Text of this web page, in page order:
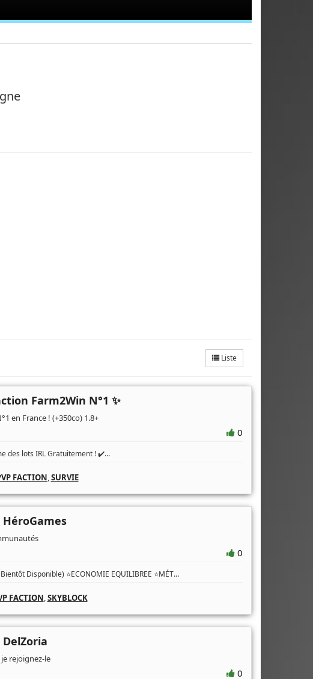
Liste
Farm2Win N°1 ✨
en France ! (+350co) 1.8+
0
des lots IRL Gratuitement ! ✔️...
FACTION,SURVIE
0
Disponible) ⭐ECONOMIE EQUILIBREE ⭐MÉT...
FACTION,SKYBLOCK
rejoignez-le
0